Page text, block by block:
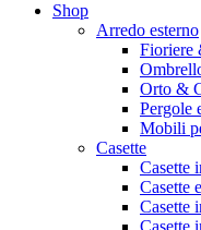
Shop
Arredo esterno
Fioriere
Orto &
Pergole
Mobili
Casette
Casette
Casette
Casette